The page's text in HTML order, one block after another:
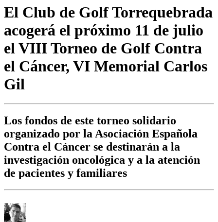
El Club de Golf Torrequebrada
acogerá el próximo 11 de julio
el VIII Torneo de Golf Contra
el Cáncer, VI Memorial Carlos
Gil
Los fondos de este torneo solidario
organizado por la Asociación Española
Contra el Cáncer se destinarán a la
investigación oncológica y a la atención
de pacientes y familiares